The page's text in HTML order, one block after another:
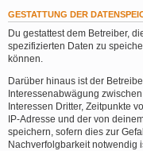
GESTATTUNG DER
Du gestattest dem Betreiber,
spezifizierten Daten zu
können.
Darüber hinaus ist der
Interessenabwägung
Interessen Dritter, Zeitpunkte
IP-Adresse und der von
speichern, sofern dies zur
Nachverfolgbarkeit notwendig